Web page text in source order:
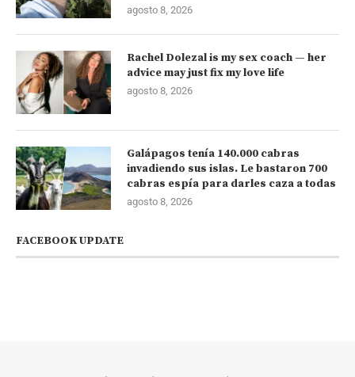
agosto 8, 2026
Rachel Dolezal is my sex coach — her
advice may just fix my love life
agosto 8, 2026
Galápagos tenía 140.000 cabras
invadiendo sus islas. Le bastaron 700
cabras espía para darles caza a todas
agosto 8, 2026
FACEBOOK UPDATE